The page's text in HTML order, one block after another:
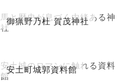
御猟野乃杜 賀茂神社
馬と歴史が息づく由緒ある神
社
安土町城郭資料館
安土城のロマンに触れる資料
館